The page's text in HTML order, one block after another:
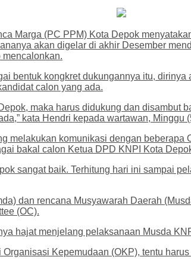
Marga (PC PPM) Kota Depok
akan digelar di akhir Desember
bentuk kongkret dukungannya itu,
calon yang ada.
maka harus didukung dan disambut
kata Hendri kepada wartawan, Minggu
melakukan komunikasi dengan
bakal calon Ketua DPD KNPI Kota
sangat baik. Terhitung hari ini sampai
dan rencana Musyawarah Daerah
(OC).
hajat menjelang pelaksanaan Musda
Kepemudaan (OKP), tentu